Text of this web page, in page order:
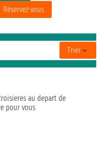
Réservez-vous
Trier
au depart de
pour vous